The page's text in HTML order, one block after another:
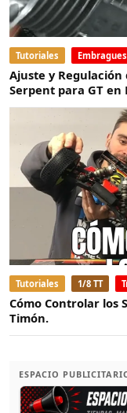
Tutoriales Embragues
Ajuste y Regulación
Serpent para GT en
Tutoriales 1/8 TT
Cómo Controlar los
Timón.
ESPACIO